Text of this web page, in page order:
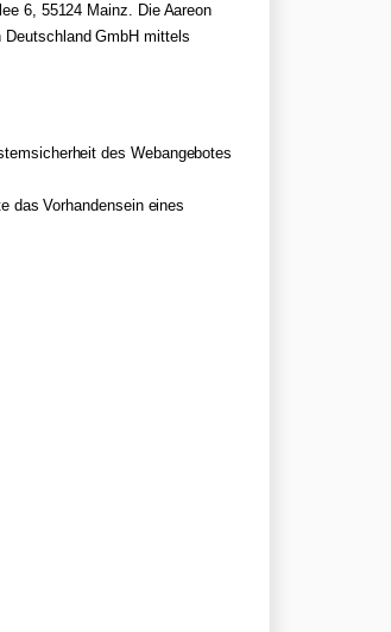
6, 55124 Mainz. Die Aareon
Deutschland GmbH mittels
des Webangebotes
das Vorhandensein eines